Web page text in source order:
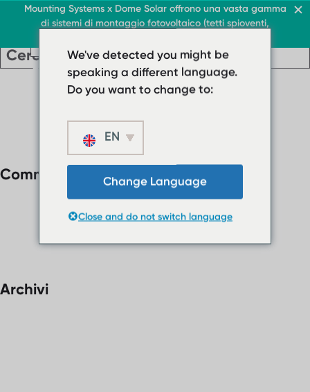
Mounting Systems x Dome Solar offrono una vasta gamma
di sistemi di montaggio fotovoltaico (tetti spioventi,
Tetti piani
Sottotetto piano
› Sistema tetto piano
› FAQ
Contattaci
Tetto e commercio
Tetto e commercio
Tetti piani
Sottotetto piano
Protezione solare
Chi siamo
Scaricamenti
› FAQ
Contattaci
Commenti recenti
Archivi
We've detected you might be
speaking a different language.
Do you want to change to:
EN
Change Language
Close and do not switch language